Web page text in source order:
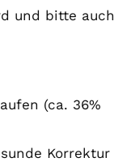
und bitte auch
(ca. 36%
Korrektur